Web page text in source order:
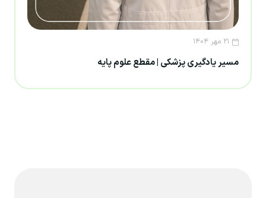
۲۱ مهر ۱۴۰۴
مسیر یادگیری پزشکی | مقطع علوم پایه